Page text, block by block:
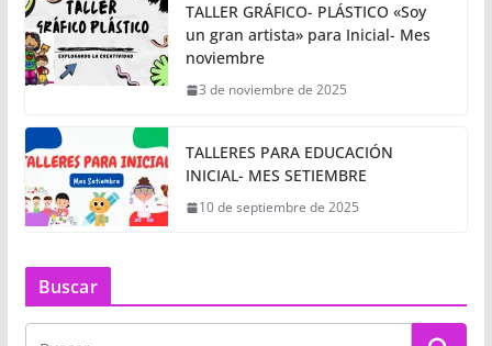
TALLER GRÁFICO- PLÁSTICO «Soy
un gran artista» para Inicial- Mes
noviembre
3 de noviembre de 2025
TALLERES PARA EDUCACIÓN
INICIAL- MES SETIEMBRE
10 de septiembre de 2025
Buscar